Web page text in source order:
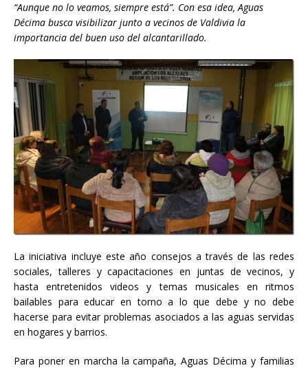
“Aunque no lo veamos, siempre está”. Con esa idea, Aguas
Décima busca visibilizar junto a vecinos de Valdivia la
importancia del buen uso del alcantarillado.
La iniciativa incluye este año consejos a través de las redes
sociales, talleres y capacitaciones en juntas de vecinos, y
hasta entretenidos videos y temas musicales en ritmos
bailables para educar en torno a lo que debe y no debe
hacerse para evitar problemas asociados a las aguas servidas
en hogares y barrios.
Para poner en marcha la campaña, Aguas Décima y familias